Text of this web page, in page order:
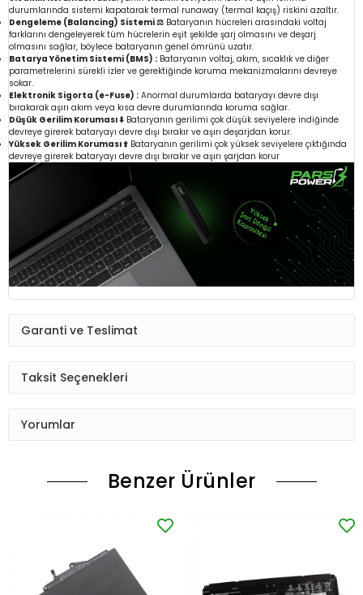
durumlarında sistemi kapatarak termal runaway (termal kaçış) riskini azaltır.
Dengeleme (Balancing) Sistemi ⚖️ Bataryanın hücreleri arasındaki voltaj
farklarını dengeleyerek tüm hücrelerin eşit şekilde şarj olmasını ve deşarj
olmasını sağlar, böylece bataryanın genel ömrünü uzatır.
Batarya Yönetim Sistemi (BMS) : Bataryanın voltaj, akım, sıcaklık ve diğer
parametrelerini sürekli izler ve gerektiğinde koruma mekanizmalarını devreye
sokar.
Elektronik Sigorta (e-Fuse) : Anormal durumlarda bataryayı devre dışı
bırakarak aşırı akım veya kısa devre durumlarında koruma sağlar.
Düşük Gerilim Koruması ⬇️ Bataryanın gerilimi çok düşük seviyelere indiğinde
devreye girerek bataryayı devre dışı bırakır ve aşırı deşarjdan korur.
Yüksek Gerilim Koruması ⬆️ Bataryanın gerilimi çok yüksek seviyelere çıktığında
devreye girerek bataryayı devre dışı bırakır ve aşırı şarjdan korur
Garanti ve Teslimat
Taksit Seçenekleri
Yorumlar
Benzer Ürünler